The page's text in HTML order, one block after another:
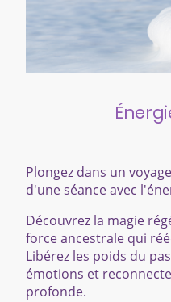
Plongez dans un
d'une séance avec
Découvrez la magie
force ancestrale qui
Libérez les poids du
émotions et
profonde.